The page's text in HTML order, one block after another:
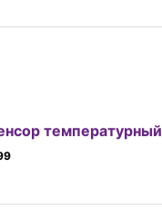
температурный